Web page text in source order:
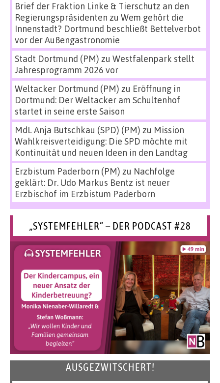
Brief der Fraktion Linke & Tierschutz an den
Regierungspräsidenten zu Wem gehört die
Innenstadt? Dortmund beschließt Bettelverbot
vor der Außengastronomie
Stadt Dortmund (PM) zu Westfalenpark stellt
Jahresprogramm 2026 vor
Weltacker Dortmund (PM) zu Eröffnung in
Dortmund: Der Weltacker am Schultenhof
startet in seine erste Saison
MdL Anja Butschkau (SPD) (PM) zu Mission
Wahlkreisverteidigung: Die SPD möchte mit
Kontinuität und neuen Ideen in den Landtag
Erzbistum Paderborn (PM) zu Nachfolge
geklärt: Dr. Udo Markus Bentz ist neuer
Erzbischof im Erzbistum Paderborn
„SYSTEMFEHLER“ – DER PODCAST #28
AUSGEZWITSCHERT!